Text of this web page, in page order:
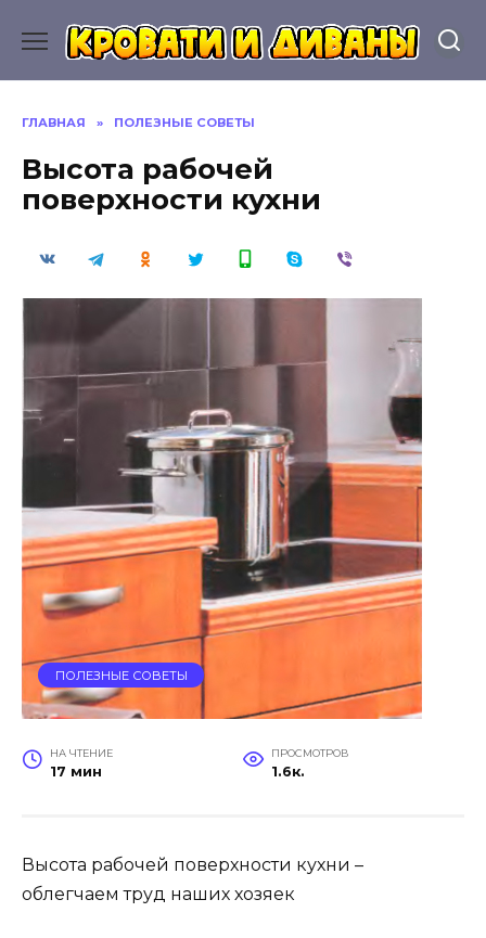
содержанию
ГЛАВНАЯ » ПОЛЕЗНЫЕ СОВЕТЫ
Высота рабочей
поверхности кухни
ПОЛЕЗНЫЕ СОВЕТЫ
НА ЧТЕНИЕ
17 мин
ПРОСМОТРОВ
1.6к.
Высота рабочей поверхности кухни –
облегчаем труд наших хозяек